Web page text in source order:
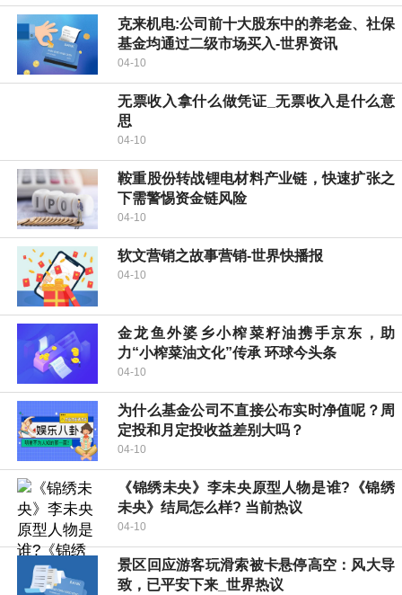
克来机电:公司前十大股东中的养老金、社保
基金均通过二级市场买入-世界资讯
04-10
无票收入拿什么做凭证_无票收入是什么意
思
04-10
鞍重股份转战锂电材料产业链，快速扩张之
下需警惕资金链风险
04-10
软文营销之故事营销-世界快播报
04-10
金龙鱼外婆乡小榨菜籽油携手京东，助
力“小榨菜油文化”传承 环球今头条
04-10
为什么基金公司不直接公布实时净值呢？周
定投和月定投收益差别大吗？
04-10
《锦绣未央》李未央原型人物是谁?《锦绣
未央》结局怎么样? 当前热议
04-10
景区回应游客玩滑索被卡悬停高空：风大导
致，已平安下来_世界热议